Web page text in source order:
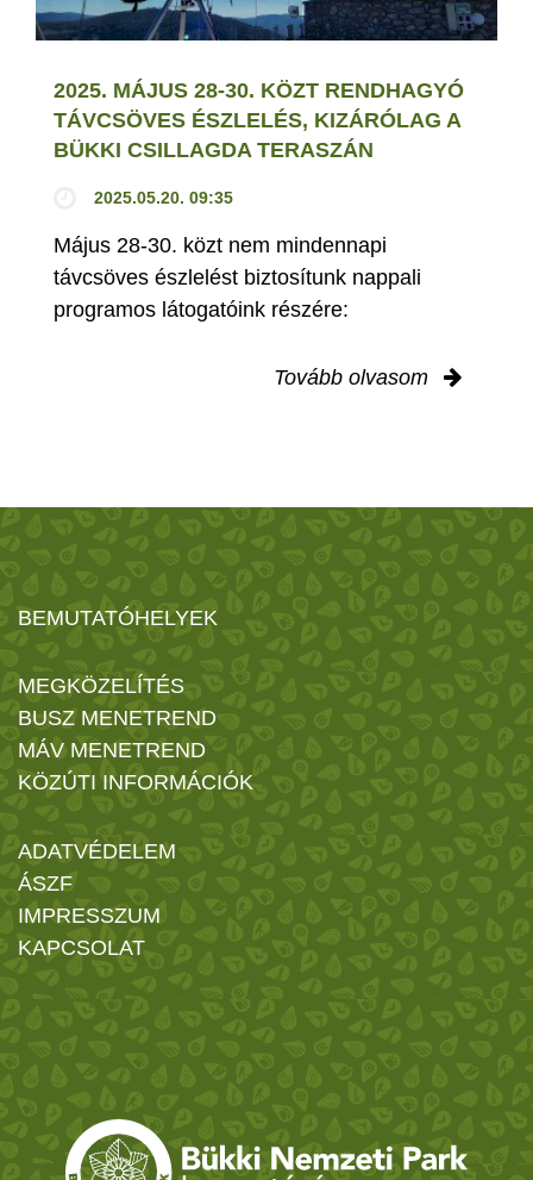
2025. MÁJUS 28-30. KÖZT RENDHAGYÓ
TÁVCSÖVES ÉSZLELÉS, KIZÁRÓLAG A
BÜKKI CSILLAGDA TERASZÁN
2025.05.20. 09:35
Május 28-30. közt nem mindennapi
távcsöves észlelést biztosítunk nappali
programos látogatóink részére:
Tovább olvasom
BEMUTATÓHELYEK
MEGKÖZELÍTÉS
BUSZ MENETREND
MÁV MENETREND
KÖZÚTI INFORMÁCIÓK
ADATVÉDELEM
ÁSZF
IMPRESSZUM
KAPCSOLAT